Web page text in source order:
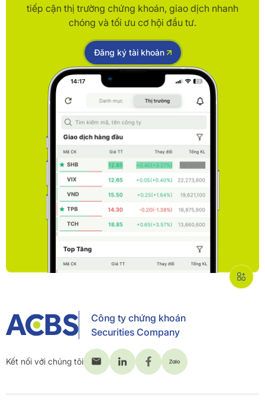
tiếp cận thị trường chứng khoán, giao dịch nhanh
chóng và tối ưu cơ hội đầu tư.
Đăng ký tài khoản
Công ty chứng khoán
Securities Company
Kết nối với chúng tôi